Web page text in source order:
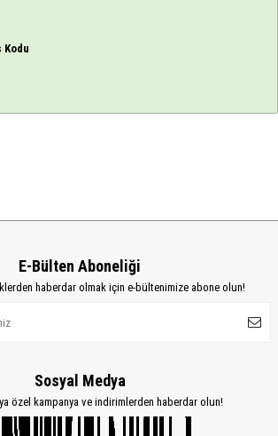
Kodu
E-Bülten Aboneliği
haberdar olmak için e-bültenimize abone olun!
Sosyal Medya
özel kampanya ve indirimlerden haberdar olun!